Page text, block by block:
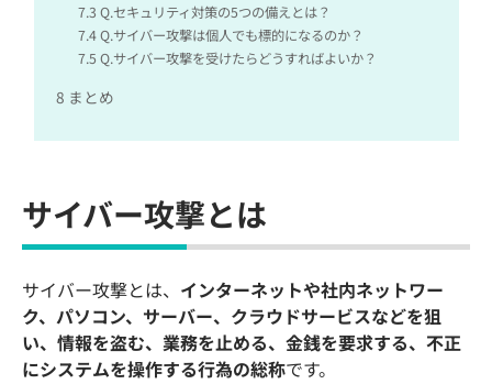
7.3 Q.セキュリティ対策の5つの備えとは？
7.4Q.サイバー攻撃は個人でも標的になるのか？
7.5 Q.サイバー攻撃を受けたらどうすればよいか？
8 まとめ
サイバー攻撃とは
サイバー攻撃とは、 インターネットや社内ネットワー
ク、パソコン、サーバー、クラウドサービスなどを狙
い、情報を盗む、業務を止める、金銭を要求する、不正
にシステムを操作する行為の総称です。